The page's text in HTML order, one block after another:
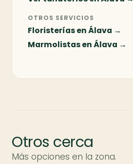
OTROS SERVICIOS
Floristerías en Álava →
Marmolistas en Álava →
Otros cerca
Más opciones en la zona.